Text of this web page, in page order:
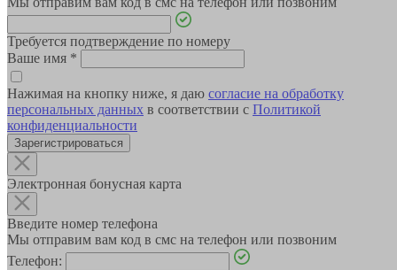
Требуется подтверждение по номеру
Ваше имя *
Нажимая на кнопку ниже, я даю согласие на обработку
персональных данных в соответствии с Политикой
конфиденциальности
Зарегистрироваться
Электронная бонусная карта
Введите номер телефона
Мы отправим вам код в смс на телефон или позвоним
Телефон: